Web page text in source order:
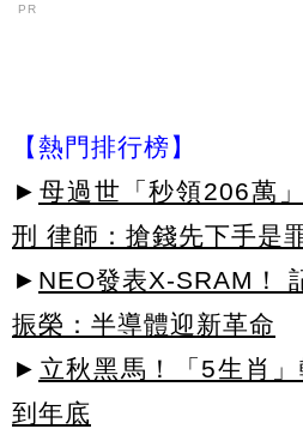
PR
【熱門排行榜】
► 母過世「秒領206萬
刑 律師：搶錢先下手是
► NEO發表X-SRAM！
振榮：半導體迎新革命
► 立秋黑馬！「5生肖
到年底